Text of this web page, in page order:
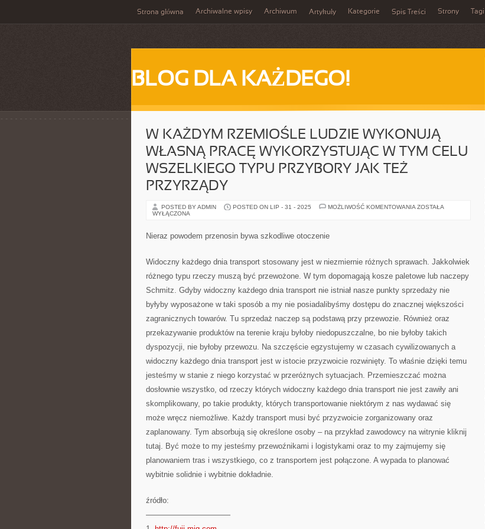
Strona główna Archiwalne wpisy Archiwum Artykuły Kategorie Spis Treści Strony Tagi
BLOG DLA KAŻDEGO!
W KAŻDYM RZEMIOŚLE LUDZIE WYKONUJĄ
WŁASNĄ PRACĘ WYKORZYSTUJĄC W TYM CELU
WSZELKIEGO TYPU PRZYBORY JAK TEŻ
PRZYRZĄDY
POSTED BY ADMIN POSTED ON LIP - 31 - 2025 MOŻLIWOŚĆ KOMENTOWANIA W
TYM
WSZELKIEGO
PRZYBORY
TEŻ
PRZYRZĄDY
ZOSTAŁA
WYŁĄCZONA
Nieraz powodem przenosin bywa szkodliwe otoczenie
Widoczny każdego dnia transport stosowany jest w niezmiernie różnych sprawach. Jakkolwiek
różnego typu rzeczy muszą być przewożone. W tym dopomagają kosze paletowe lub naczepy
Schmitz. Gdyby widoczny każdego dnia transport nie istniał nasze punkty sprzedaży nie
byłyby wyposażone w taki sposób a my nie posiadalibyśmy dostępu do znacznej większości
zagranicznych towarów. Tu sprzedaż naczep są podstawą przy przewozie. Również oraz
przekazywanie produktów na terenie kraju byłoby niedopuszczalne, bo nie byłoby takich
dyspozycji, nie byłoby przewozu. Na szczęście egzystujemy w czasach cywilizowanych a
widoczny każdego dnia transport jest w istocie przyzwoicie rozwinięty. To właśnie dzięki temu
jesteśmy w stanie z niego korzystać w przeróżnych sytuacjach. Przemieszczać można
dosłownie wszystko, od rzeczy których widoczny każdego dnia transport nie jest zawiły ani
skomplikowany, po takie produkty, których transportowanie niektórym z nas wydawać się
może wręcz niemożliwe. Każdy transport musi być przyzwoicie zorganizowany oraz
zaplanowany. Tym absorbują się określone osoby – na przykład zawodowcy na witrynie kliknij
tutaj. Być może to my jesteśmy przewoźnikami i logistykami oraz to my zajmujemy się
planowaniem tras i wszystkiego, co z transportem jest połączone. A wypada to planować
wybitnie solidnie i wybitnie dokładnie.
źródło:
———————————